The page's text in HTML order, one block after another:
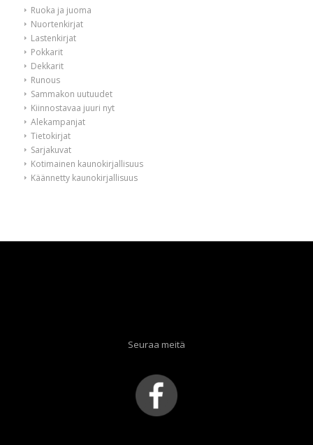
Ruoka ja juoma
Nuortenkirjat
Lastenkirjat
Pokkarit
Dekkarit
Runous
Sammakon uutuudet
Kiinnostavaa juuri nyt
Alekampanjat
Tietokirjat
Sarjakuvat
Kotimainen kaunokirjallisuus
Käännetty kaunokirjallisuus
Seuraa meitä